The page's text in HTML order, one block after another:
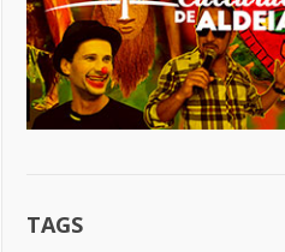
TAGS